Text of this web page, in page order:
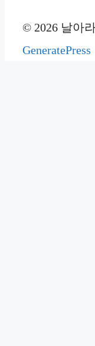
© 2026 날아
GeneratePress